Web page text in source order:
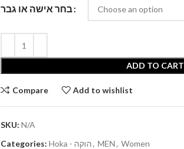
בחר אישה או גבר
ADD TO CART
Compare Add to wishlist
SKU: N/A
Categories:
Hoka - הוקה, MEN, Women